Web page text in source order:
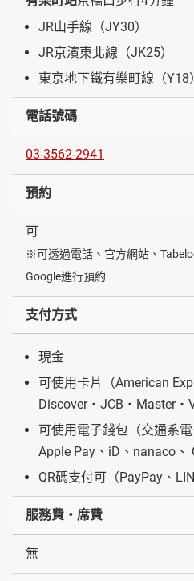
JR山手線（JY30）
JR京濱東北線（JK25）
東京地下鐵有樂町線（Y18）
電話號碼
03-3562-2941
預約
可
※可透過電話、官方網站、
Google進行預約
支付方式
現金
可使用卡片（American
Discover・JCB・Master・
可使用電子錢包（交通系
Apple Pay、iD、nanaco、
QR碼支付可（PayPay、
服務費・席費
無